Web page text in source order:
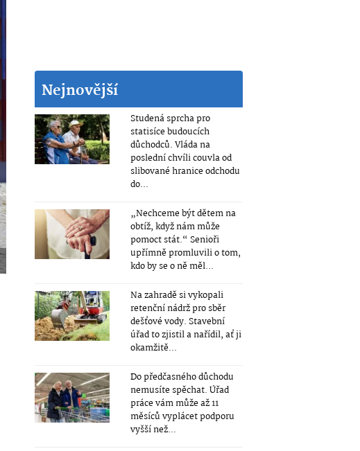
Nejnovější
Studená sprcha pro
statisíce budoucích
důchodců. Vláda na
poslední chvíli couvla od
slibované hranice odchodu
do...
„Nechceme být dětem na
obtíž, když nám může
pomoct stát.“ Senioři
upřímně promluvili o tom,
kdo by se o ně měl...
Na zahradě si vykopali
retenční nádrž pro sběr
dešťové vody. Stavební
úřad to zjistil a nařídil, ať ji
okamžitě...
Do předčasného důchodu
nemusíte spěchat. Úřad
práce vám může až 11
měsíců vyplácet podporu
vyšší než...